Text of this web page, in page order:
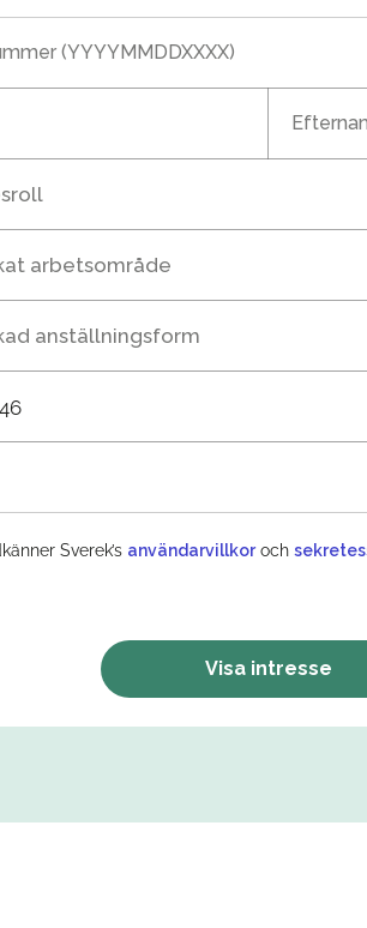
(YYYYMMDDXXXX)
arbetsområde
anställningsform
Sverek’s användarvillkoroch
Visa intresse